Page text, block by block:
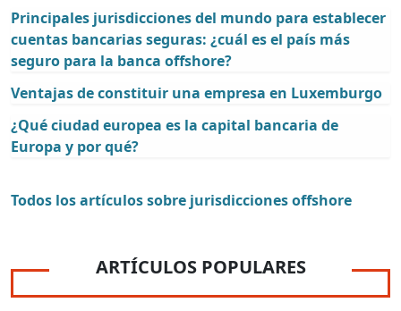
Principales jurisdicciones del mundo para establecer
cuentas bancarias seguras: ¿cuál es el país más
seguro para la banca offshore?
Ventajas de constituir una empresa en Luxemburgo
¿Qué ciudad europea es la capital bancaria de
Europa y por qué?
Todos los artículos sobre jurisdicciones offshore
ARTÍCULOS POPULARES